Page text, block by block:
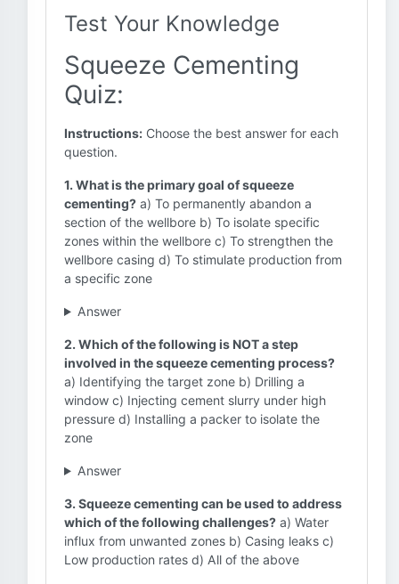
Test Your Knowledge
Squeeze Cementing
Quiz:
Instructions: Choose the best answer for each
question.
1. What is the primary goal of squeeze
cementing? a) To permanently abandon a
section of the wellbore b) To isolate specific
zones within the wellbore c) To strengthen the
wellbore casing d) To stimulate production from
a specific zone
Answer
2. Which of the following is NOT a step
involved in the squeeze cementing process?
a) Identifying the target zone b) Drilling a
window c) Injecting cement slurry under high
pressure d) Installing a packer to isolate the
zone
Answer
3. Squeeze cementing can be used to address
which of the following challenges? a) Water
influx from unwanted zones b) Casing leaks c)
Low production rates d) All of the above